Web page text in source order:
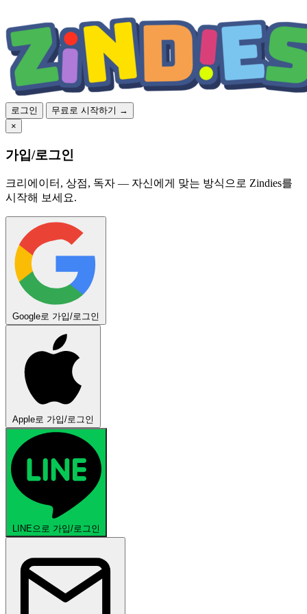
로그인
무료로 시작하기 →
×
가입/로그인
크리에이터, 상점, 독자 — 자신에게 맞는 방식으로 Zindies를
시작해 보세요.
Google로 가입/로그인
Apple로 가입/로그인
LINE으로 가입/로그인